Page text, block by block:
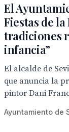
El
Fiestas de
tradiciones
infancia”
El alcalde de
que anuncia la
pintor Dani
Ayuntamiento de